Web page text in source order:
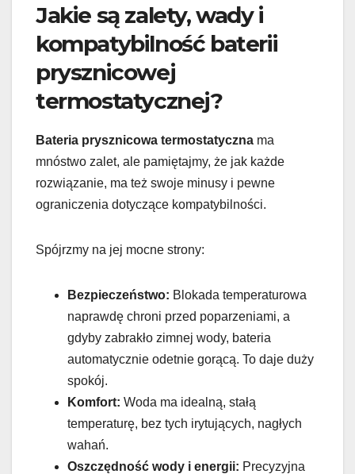
Jakie są zalety, wady i
kompatybilność baterii
prysznicowej
termostatycznej?
Bateria prysznicowa termostatyczna ma
mnóstwo zalet, ale pamiętajmy, że jak każde
rozwiązanie, ma też swoje minusy i pewne
ograniczenia dotyczące kompatybilności.
Spójrzmy na jej mocne strony:
Bezpieczeństwo: Blokada temperaturowa
naprawdę chroni przed poparzeniami, a
gdyby zabrakło zimnej wody, bateria
automatycznie odetnie gorącą. To daje duży
spokój.
Komfort: Woda ma idealną, stałą
temperaturę, bez tych irytujących, nagłych
wahań.
Oszczędność wody i energii: Precyzyjna